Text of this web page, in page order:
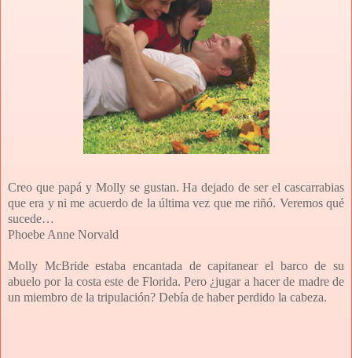
Creo que papá y Molly se gustan. Ha dejado de ser el cascarrabias
que era y ni me acuerdo de la última vez que me riñó. Veremos qué
sucede…
Phoebe Anne Norvald
Molly McBride estaba encantada de capitanear el barco de su
abuelo por la costa este de Florida. Pero ¿jugar a hacer de madre de
un miembro de la tripulación? Debía de haber perdido la cabeza.